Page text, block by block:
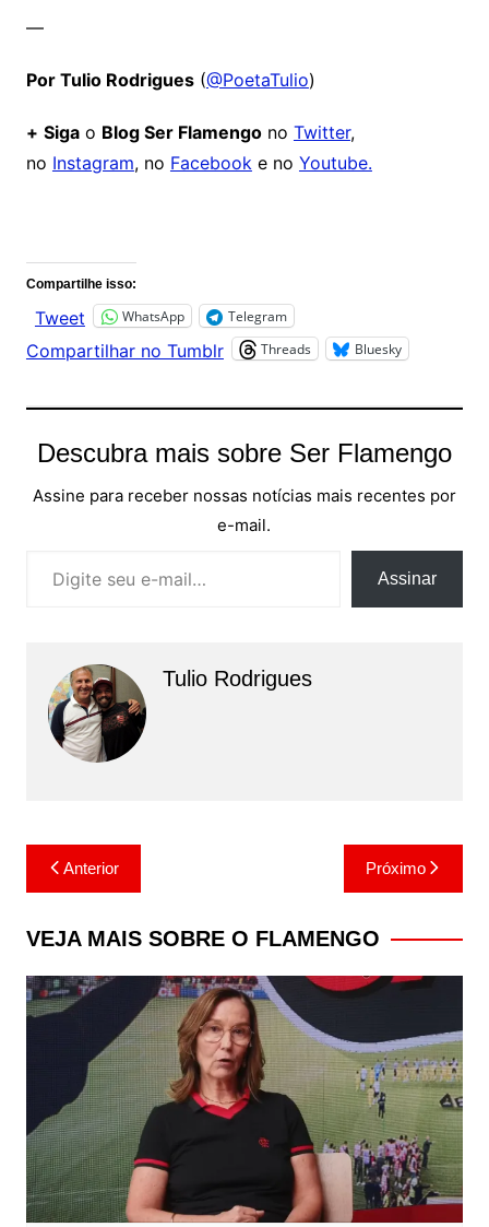
—
Por Tulio Rodrigues(@PoetaTulio)
+ Sigao Blog Ser Flamengono Twitter,
no Instagram, no Facebooke no Youtube.
Compartilhe isso:
Tweet WhatsApp Telegram
Compartilhar no Tumblr Threads Bluesky
Descubra mais sobre Ser Flamengo
Assine para receber nossas notícias mais recentes por
e-mail.
Assinar
Tulio Rodrigues
Navegação
de
Post
Anterior Próximo
VEJA MAIS SOBRE O FLAMENGO